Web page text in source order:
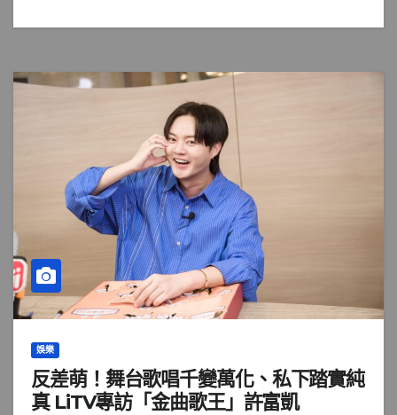
娛樂
反差萌！舞台歌唱千變萬化、私下踏實純
真 LiTV專訪「金曲歌王」許富凱